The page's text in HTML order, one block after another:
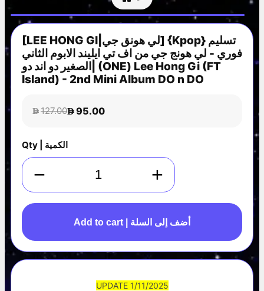
[LEE HONG GI|لي هونق جي] {Kpop} تسليم
فوري - لي هونج جي من اف تي ايليند الابوم الثاني
الصغير دو اند دو| (ONE) Lee Hong Gi (FT
Island) - 2nd Mini Album DO n DO
D127.00D95.00
Qty | الكمية
− +
Add to cart | أضف إلى السلة
UPDATE 1/11/2025